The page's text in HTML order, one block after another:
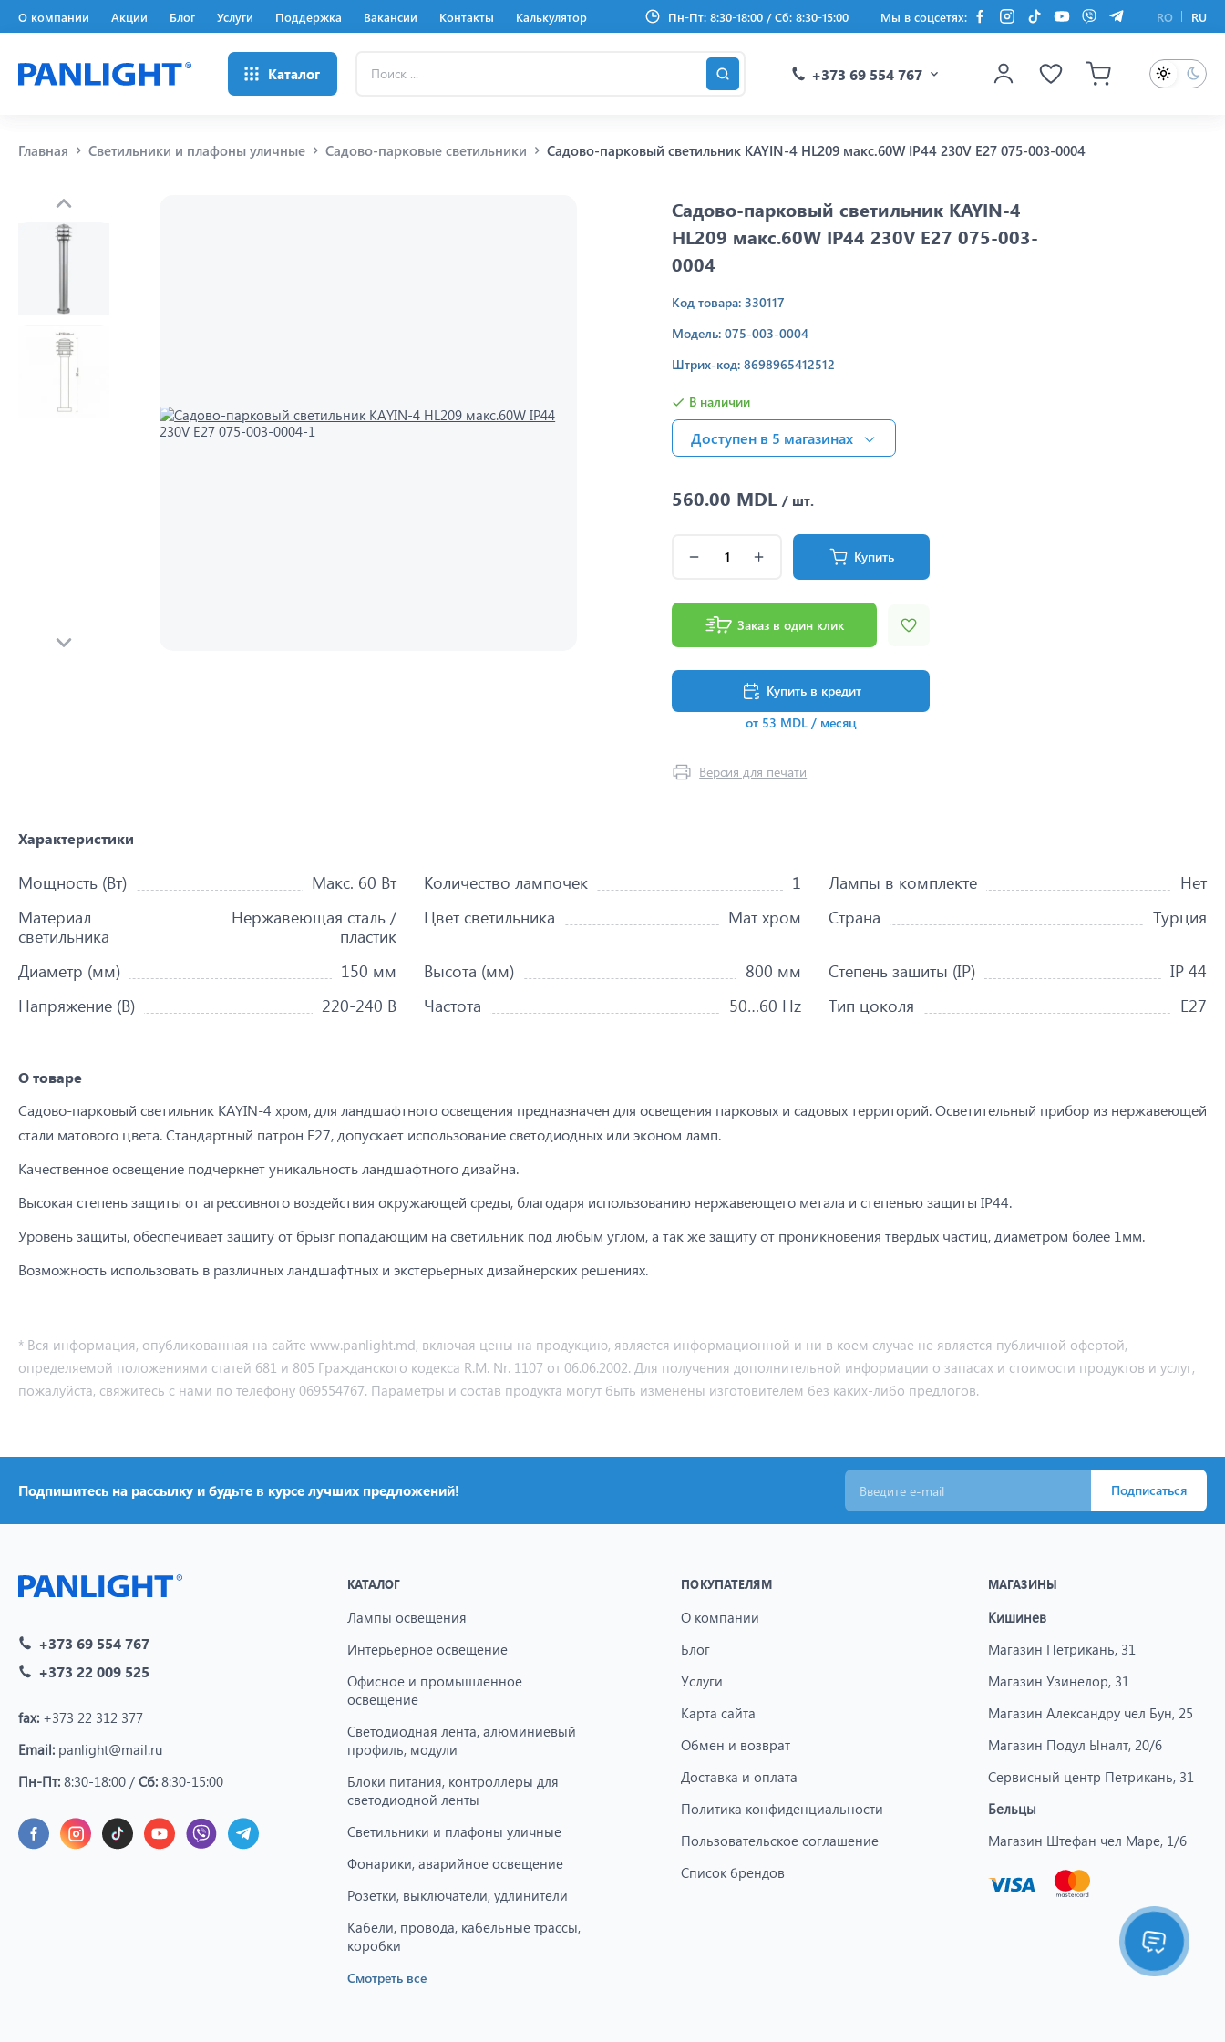
О компании Акции Блог Услуги Поддержка Вакансии Контакты Калькулятор Пн-Пт: 8:30-18:00 / Сб: 8:30-15:00 Мы в соцсетях: RO RU
Каталог +373 69 554 767
Главная Светильники и плафоны уличные Садово-парковые светильники Садово-парковый светильник KAYIN-4 HL209 макс.60W IP44 230V E27 075-003-0004
Садово-парковый светильник KAYIN-4
HL209 макс.60W IP44 230V E27 075-003-
0004
Код товара: 330117
Модель: 075-003-0004
Штрих-код: 8698965412512
В наличии
Доступен в 5 магазинах
560.00 MDL/ шт.
Купить
Заказ в один клик
Купить в кредит
от 53 MDL / месяц
Версия для печати
Характеристики
Мощность (Вт) Макс. 60 Вт Количество лампочек 1 Лампы в комплекте
Нет
Материал
светильника
Нержавеющая сталь /
пластик
Цвет светильника Мат хром Страна Турция
Диаметр (мм) 150 мм Высота (мм) 800 мм Степень зашиты (IP)
IP 44
Напряжение (В)
220-240 В Частота 50…60 Hz Тип цоколя Е27
О товаре
Садово-парковый светильник KAYIN-4 хром, для ландшафтного освещения предназначен для освещения парковых и садовых территорий. Осветительный прибор из нержавеющей
стали матового цвета. Стандартный патрон E27, допускает использование светодиодных или эконом ламп.
Качественное освещение подчеркнет уникальность ландшафтного дизайна.
Высокая степень защиты от агрессивного воздействия окружающей среды, благодаря использованию нержавеющего метала и степенью защиты IP44.
Уровень защиты, обеспечивает защиту от брызг попадающим на светильник под любым углом, а так же защиту от проникновения твердых частиц, диаметром более 1мм.
Возможность использовать в различных ландшафтных и экстерьерных дизайнерских решениях.
* Вся информация, опубликованная на сайте www.panlight.md, включая цены на продукцию, является информационной и ни в коем случае не является публичной офертой,
определяемой положениями статей 681 и 805 Гражданского кодекса R.M. Nr. 1107 от 06.06.2002. Для получения дополнительной информации о запасах и стоимости продуктов и услуг,
пожалуйста, свяжитесь с нами по телефону 069554767. Параметры и состав продукта могут быть изменены изготовителем без каких-либо предлогов.
Подпишитесь на рассылку и будьте в курсе лучших предложений! Подписаться
+373 69 554 767
+373 22 009 525
fax: +373 22 312 377
Email: panlight@mail.ru
Пн-Пт: 8:30-18:00 / Сб: 8:30-15:00
КАТАЛОГ
Лампы освещения
Интерьерное освещение
Офисное и промышленное
освещение
Светодиодная лента, алюминиевый
профиль, модули
Блоки питания, контроллеры для
светодиодной ленты
Светильники и плафоны уличные
Фонарики, аварийное освещение
Розетки, выключатели, удлинители
Кабели, провода, кабельные трассы,
коробки
Смотреть все
ПОКУПАТЕЛЯМ
О компании
Блог
Услуги
Карта сайта
Обмен и возврат
Доставка и оплата
Политика конфиденциальности
Пользовательское соглашение
Список брендов
МАГАЗИНЫ
Кишинев
Магазин Петрикань, 31
Магазин Узинелор, 31
Магазин Александру чел Бун, 25
Магазин Подул Ыналт, 20/6
Сервисный центр Петрикань, 31
Бельцы
Магазин Штефан чел Маре, 1/6